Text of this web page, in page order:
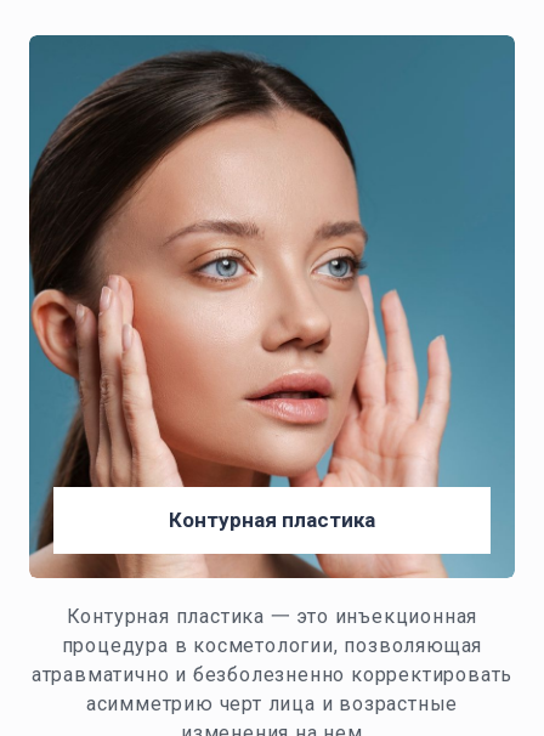
Контурная пластика
Контурная пластика 一 это инъекционная
процедура в косметологии, позволяющая
атравматично и безболезненно корректировать
асимметрию черт лица и возрастные